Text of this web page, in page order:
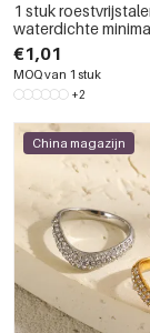
1 stuk
waterdichte
in goudkleur
€1,01
MOQ van 1 stuk
+2
China magazijn